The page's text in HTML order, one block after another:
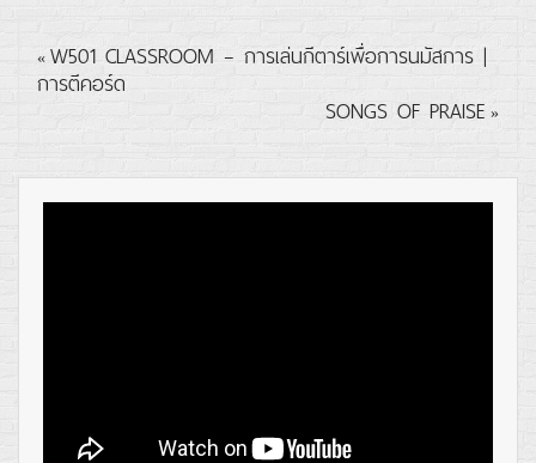
« W501 CLASSROOM – การเล่นกีตาร์เพื่อการนมัสการ |
การตีคอร์ด
SONGS OF PRAISE »